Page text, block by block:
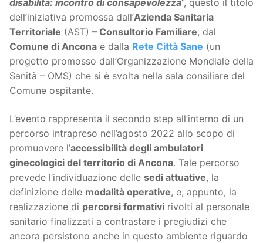
disabilità: incontro di consapevolezza”, questo il titolo
dell’iniziativa promossa dall’Azienda Sanitaria
Territoriale (AST) – Consultorio Familiare, dal
Comune di Ancona e dalla Rete Città Sane (un
progetto promosso dall’Organizzazione Mondiale della
Sanità – OMS) che si è svolta nella sala consiliare del
Comune ospitante.
L’evento rappresenta il secondo step all’interno di un
percorso intrapreso nell’agosto 2022 allo scopo di
promuovere l’accessibilità degli ambulatori
ginecologici del territorio di Ancona. Tale percorso
prevede l’individuazione delle sedi attuative, la
definizione delle modalità operative, e, appunto, la
realizzazione di percorsi formativi rivolti al personale
sanitario finalizzati a contrastare i pregiudizi che
ancora persistono anche in questo ambiente riguardo